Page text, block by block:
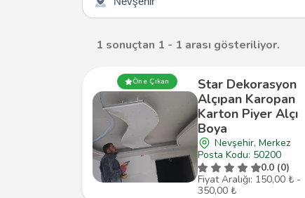
1 sonuçtan 1 - 1 arası gösteriliyor.
Öne Çıkan
Star Dekorasyon
Alçıpan Karopan
Karton Piyer Alçı
Boya
Nevşehir, Merkez
Posta Kodu: 50200
0.0 (0)
Fiyat Aralığı: 150,00 ₺ -
350,00 ₺